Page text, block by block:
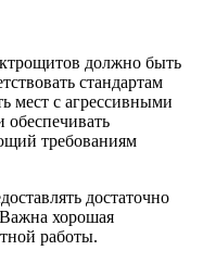
должно быть
стандартам
мест с агрессивными
требованиям
достаточно
хорошая
работы.